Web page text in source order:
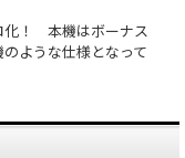
化！ 本機はボーナス
ような仕様となって